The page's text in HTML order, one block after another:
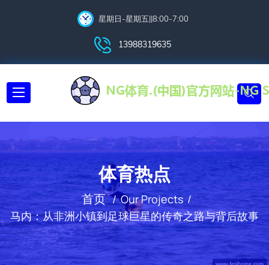
星期日-星期五||8:00-7:00
13988319635
体育热点
首页
Our Projects
马内：从非洲小镇到足球巨星的传奇之路与背后故事